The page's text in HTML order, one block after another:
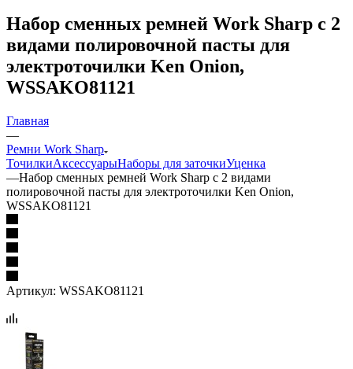
Набор сменных ремней Work Sharp с 2
видами полировочной пасты для
электроточилки Ken Onion,
WSSAKO81121
Главная
—
Ремни Work Sharp
ТочилкиАксессуарыНаборы для заточкиУценка
—Набор сменных ремней Work Sharp с 2 видами
полировочной пасты для электроточилки Ken Onion,
WSSAKO81121
Артикул: WSSAKO81121